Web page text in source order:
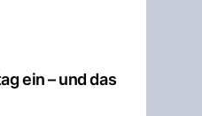
ein – und das